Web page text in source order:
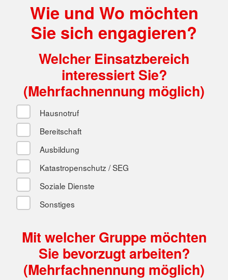
Wie und Wo möchten
Sie sich engagieren?
Welcher Einsatzbereich
interessiert Sie?
(Mehrfachnennung möglich)
Hausnotruf
Bereitschaft
Ausbildung
Katastropenschutz / SEG
Soziale Dienste
Sonstiges
Mit welcher Gruppe möchten
Sie bevorzugt arbeiten?
(Mehrfachnennung möglich)